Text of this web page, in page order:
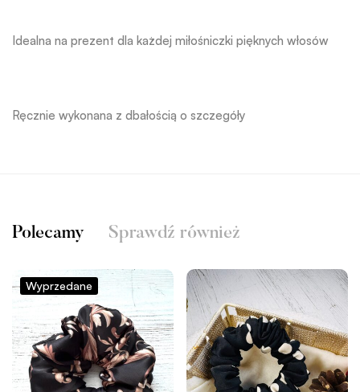
Idealna na prezent dla każdej miłośniczki pięknych włosów
Ręcznie wykonana z dbałością o szczegóły
Polecamy Sprawdź również
Wyprzedane